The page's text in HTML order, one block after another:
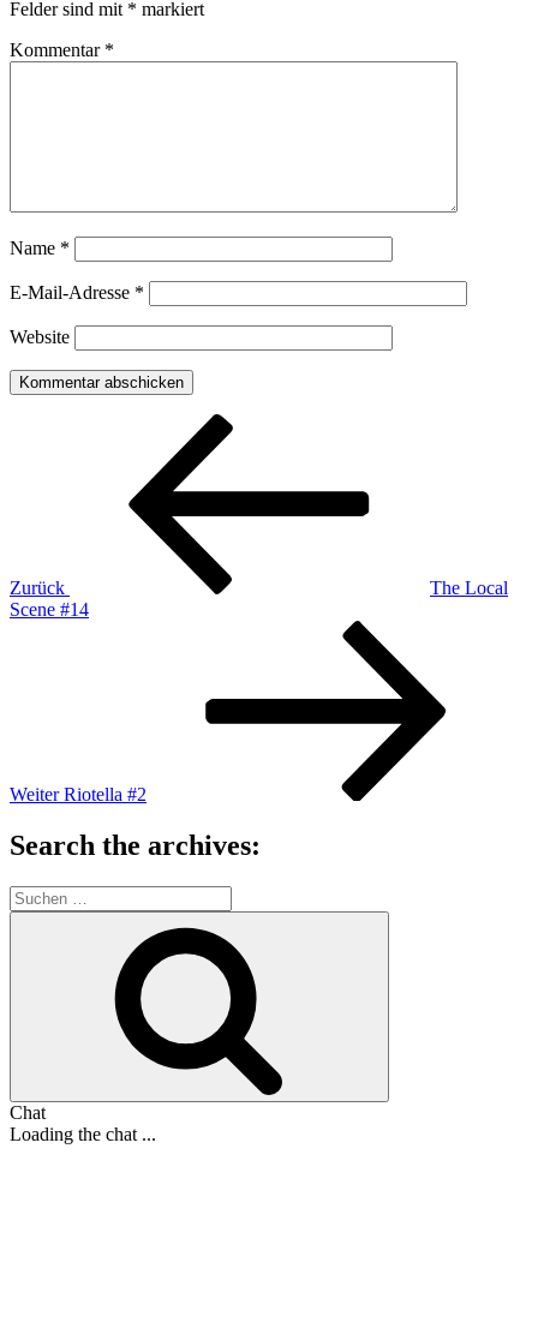
Felder sind mit * markiert
Kommentar *
Name *
E-Mail-Adresse *
Website
Beitragsnavigation
Zurück
The Local
Scene #14
Weiter Riotella #2
Search the archives:
Suche
nach:
Chat
Loading the chat ...